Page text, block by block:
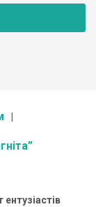
ентузіастів